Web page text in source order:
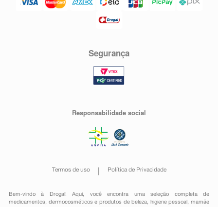
Segurança
Responsabilidade social
Termos de uso Política de Privacidade
Bem-vindo à Drogal! Aqui, você encontra uma seleção completa de
medicamentos , dermocosméticos e produtos de beleza, higiene pessoal ,mamãe